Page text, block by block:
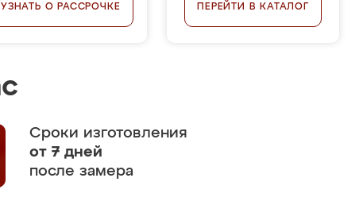
УЗНАТЬ О РАССРОЧКЕ ПЕРЕЙТИ В КАТАЛОГ
Сроки изготовления
от 7 дней
после замера